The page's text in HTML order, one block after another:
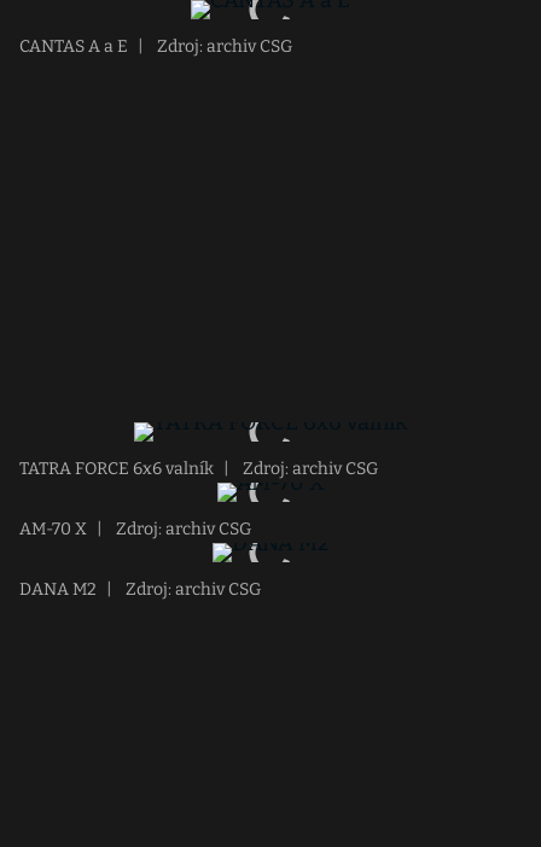
CANTAS A a E Zdroj: archiv CSG
TATRA FORCE 6x6 valník Zdroj: archiv CSG
AM-70 X Zdroj: archiv CSG
DANA M2 Zdroj: archiv CSG